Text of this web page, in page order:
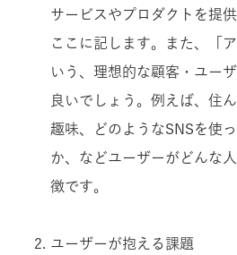
サービスやプロダクトを提
ここに記します。また、「
いう、理想的な顧客・ユー
良いでしょう。例えば、住
趣味、どのようなSNSを使
か、などユーザーがどんな
徴です。
ユーザーが抱える課題